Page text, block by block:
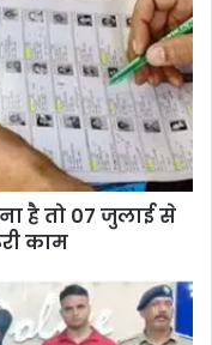
है तो 07 जुलाई से
काम